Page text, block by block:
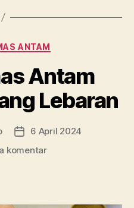
Kategori
ANTAM
Antam
Lebaran
Tanggal
artikel
6 April 2024
komentarpada
Meroket